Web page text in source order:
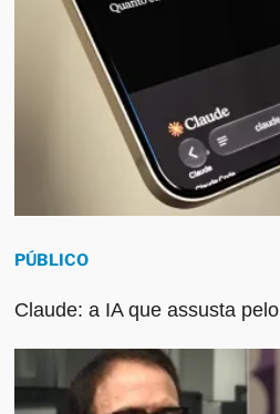
PÚBLICO
Claude: a IA que assusta